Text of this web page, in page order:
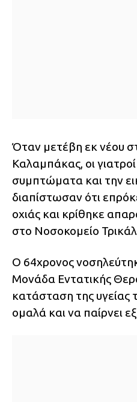
Όταν μετέβη εκ νέου
Καλαμπάκας, οι
συμπτώματα και την
διαπίστωσαν ότι
οχιάς και κρίθηκε
στο Νοσοκομείο
Ο 64χρονος
Μονάδα Εντατικής
κατάσταση της υγείας
ομαλά και να παίρνει